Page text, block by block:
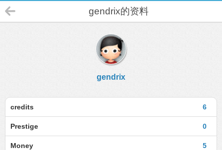
gendrix的资料
gendrix
6
credits
0
Prestige
5
Money